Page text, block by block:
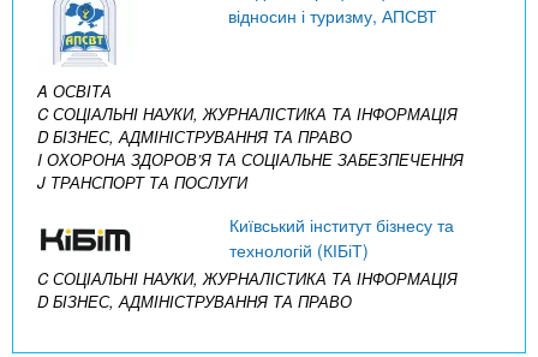
відносин і туризму, АПСВТ
A ОСВІТА
C СОЦІАЛЬНІ НАУКИ, ЖУРНАЛІСТИКА ТА ІНФОРМАЦІЯ
D БІЗНЕС, АДМІНІСТРУВАННЯ ТА ПРАВО
I ОХОРОНА ЗДОРОВ’Я ТА СОЦІАЛЬНЕ ЗАБЕЗПЕЧЕННЯ
J ТРАНСПОРТ ТА ПОСЛУГИ
Київський інститут бізнесу та
технологій (КІБіТ)
C СОЦІАЛЬНІ НАУКИ, ЖУРНАЛІСТИКА ТА ІНФОРМАЦІЯ
D БІЗНЕС, АДМІНІСТРУВАННЯ ТА ПРАВО